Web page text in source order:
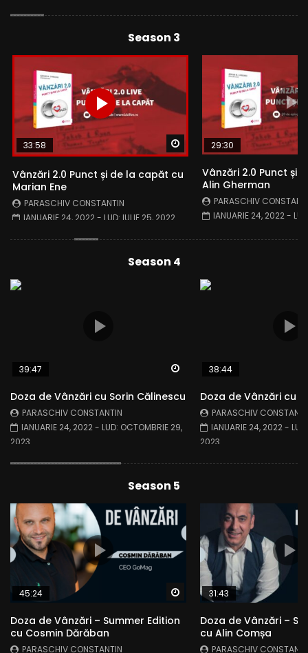
Season 3
Later Watch Later
33:58
Vânzări 2.0 Punct și de la capăt cu
Marian Ene
PARASCHIV CONSTANTIN
IANUARIE 24, 2022 - LUD: IULIE 25, 2022
29:30
Vânzări 2.0 Punct și
Alin Gherman
PARASCHIV
IANUARIE 24, 2022-
Season 4
Watch Later
39:47
Doza de Vânzări cu Sorin Călinescu
PARASCHIV CONSTANTIN
IANUARIE 24, 2022- LUD: OCTOMBRIE 29,
2023
38:44
Doza de Vânzări cu
PARASCHIV
IANUARIE 24, 2022-
2023
Season 5
Watch Later
45:24
Doza de Vânzări – Summer Edition
cu Cosmin Dărăban
PARASCHIV CONSTANTIN
31:43
Doza de Vânzări –
cu Alin Comșa
PARASCHIV